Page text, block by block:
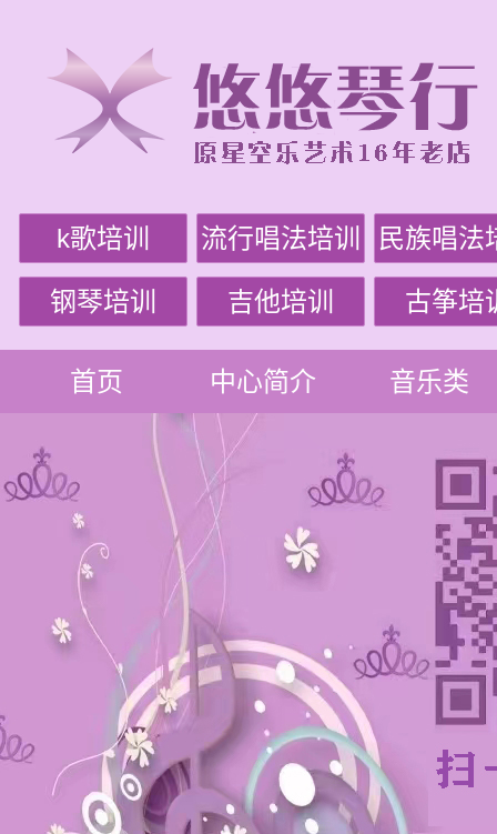
k歌培训 流行唱法培训 民族唱法
钢琴培训 吉他培训 古筝培
首页 中心简介 音乐类